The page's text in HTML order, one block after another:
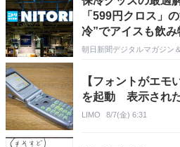
「599円クロス」
冷”でアイスも飲
朝日新聞デジタルマガジン
【フォントがエモ
を起動 表示され
LIMO 8/7(金) 6:31